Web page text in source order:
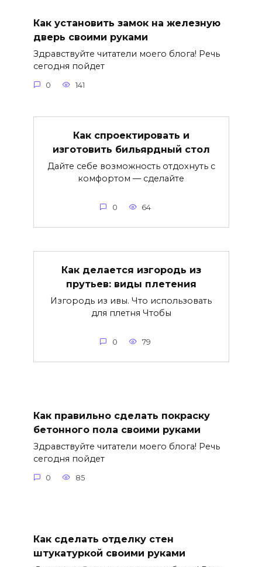
Как установить замок на железную
дверь своими руками
Здравствуйте читатели моего блога! Речь
сегодня пойдет
0 141
Как спроектировать и
изготовить бильярдный стол
Дайте себе возможность отдохнуть с
комфортом — сделайте
0 64
Как делается изгородь из
прутьев: виды плетения
Изгородь из ивы. Что использовать
для плетня Чтобы
0 79
Как правильно сделать покраску
бетонного пола своими руками
Здравствуйте читатели моего блога! Речь
сегодня пойдет
0 85
Как сделать отделку стен
штукатуркой своими руками